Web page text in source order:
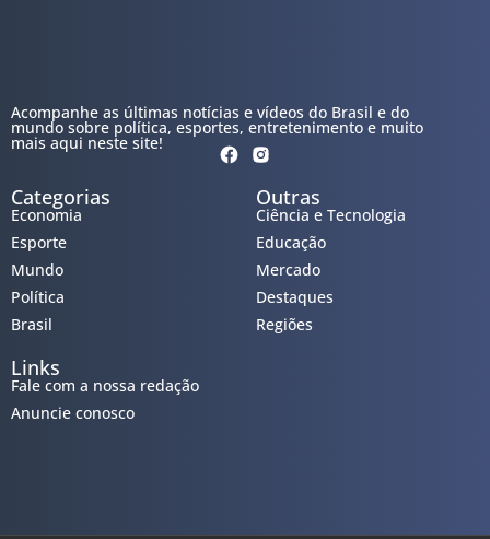
Acompanhe as últimas notícias e vídeos do Brasil e do
mundo sobre política, esportes, entretenimento e muito
mais aqui neste site!
Categorias
Economia
Esporte
Mundo
Política
Brasil
Outras
Ciência e Tecnologia
Educação
Mercado
Destaques
Regiões
Links
Fale com a nossa redação
Anuncie conosco